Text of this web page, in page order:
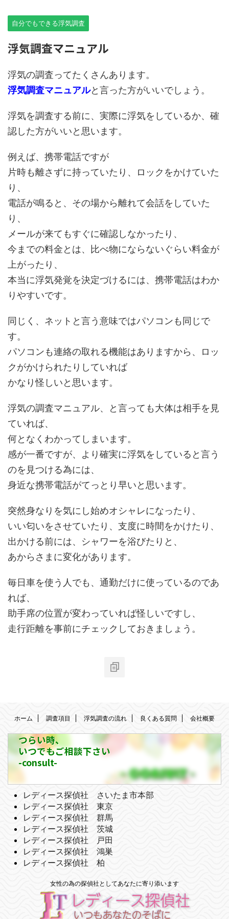
自分でもできる浮気調査
浮気調査マニュアル
浮気の調査ってたくさんあります。
浮気調査マニュアルと言った方がいいでしょう。
浮気を調査する前に、実際に浮気をしているか、確
認した方がいいと思います。
例えば、携帯電話ですが
片時も離さずに持っていたり、ロックをかけていた
り、
電話が鳴ると、その場から離れて会話をしていた
り、
メールが来てもすぐに確認しなかったり、
今までの料金とは、比べ物にならないぐらい料金が
上がったり、
本当に浮気発覚を決定づけるには、携帯電話はわか
りやすいです。
同じく、ネットと言う意味ではパソコンも同じで
す。
パソコンも連絡の取れる機能はありますから、ロッ
クがかけられたりしていれば
かなり怪しいと思います。
浮気の調査マニュアル、と言っても大体は相手を見
ていれば、
何となくわかってしまいます。
感が一番ですが、より確実に浮気をしていると言う
のを見つける為には、
身近な携帯電話がてっとり早いと思います。
突然身なりを気にし始めオシャレになったり、
いい匂いをさせていたり、支度に時間をかけたり、
出かける前には、シャワーを浴びたりと、
あからさまに変化があります。
毎日車を使う人でも、通勤だけに使っているのであ
れば、
助手席の位置が変わっていれば怪しいですし、
走行距離を事前にチェックしておきましょう。
ホーム 調査項目 浮気調査の流れ 良くある質問 会社概要
つらい時、
いつでもご相談下さい
-consult-
レディース探偵社 さいたま市本部
レディース探偵社 東京
レディース探偵社 群馬
レディース探偵社 茨城
レディース探偵社 戸田
レディース探偵社 鴻巣
レディース探偵社 柏
女性の為の探偵社としてあなたに寄り添います